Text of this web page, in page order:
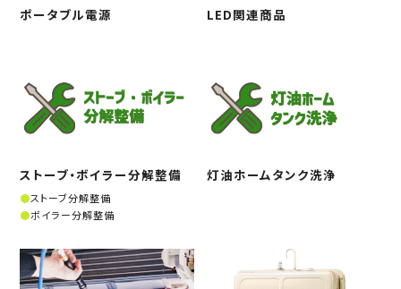
ポータブル電源 LED関連商品
ストーブ・ボイラー分解整備
ストーブ分解整備
ボイラー分解整備
灯油ホームタンク洗浄